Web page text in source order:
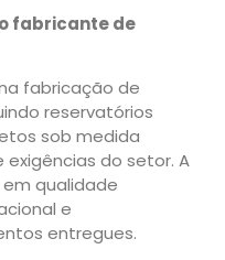
fabricante de
fabricação de
reservatórios
sob medida
do setor. A
qualidade
e
entregues.